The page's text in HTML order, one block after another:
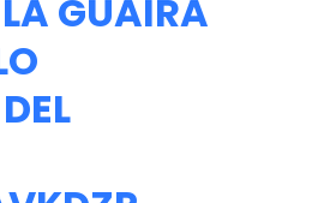
GUAIRA